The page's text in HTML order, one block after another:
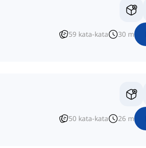
59 kata-kata 30 m
50 kata-kata 26 m